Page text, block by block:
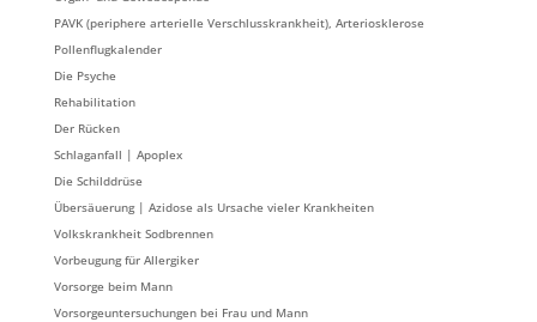
PAVK (periphere arterielle Verschlusskrankheit), Arteriosklerose
Pollenflugkalender
Die Psyche
Rehabilitation
Der Rücken
Schlaganfall | Apoplex
Die Schilddrüse
Übersäuerung | Azidose als Ursache vieler Krankheiten
Volkskrankheit Sodbrennen
Vorbeugung für Allergiker
Vorsorge beim Mann
Vorsorgeuntersuchungen bei Frau und Mann